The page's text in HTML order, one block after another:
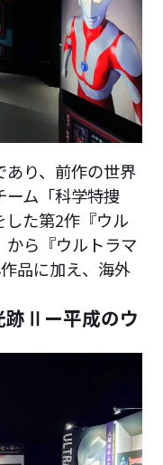
り、前作の世界
ム「科学特捜
た第2作『ウル
から『ウルトラマ
品に加え、海外
跡Ⅱー平成のウ